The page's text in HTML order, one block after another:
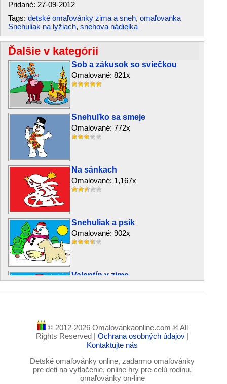
Pridané: 27-09-2012
Tags: detské omaľovánky zima a sneh, omaľovanka
Snehuliak na lyžiach, snehova nádielka
Ďalšie v kategórii
Sob a zákusok so sviečkou
Omalované: 821x
Snehuľko sa smeje
Omalované: 772x
Na sánkach
Omalované: 1,167x
Snehuliak a psík
Omalované: 902x
Valentín v zime
Môj kamarát Snehuliak
Omalované: 1,157x
Snehuliačik na lyžiach
© 2012-2026 Omalovankaonline.com ® All
Rights Reserved | Ochrana osobných údajov |
Kontaktujte nás
Detské omaľovánky online, zadarmo omaľovánky
pre deti na vytlačenie, online hry pre celú rodinu,
omaľovánky on-line